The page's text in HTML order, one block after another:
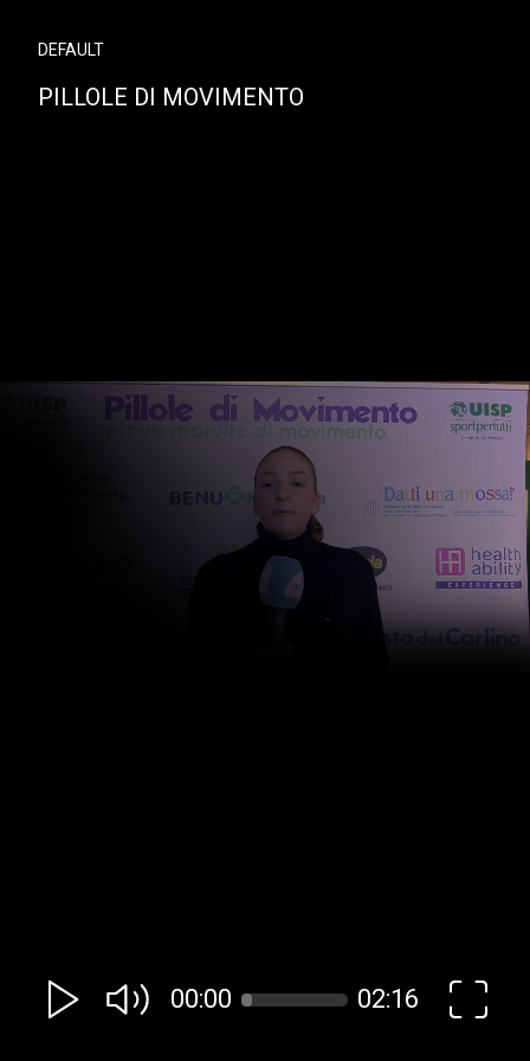
DEFAULT
PILLOLE DI MOVIMENTO
00:00 02:16